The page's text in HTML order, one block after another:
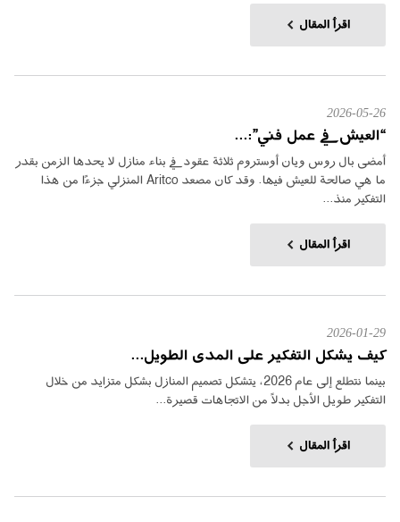
اقرأ المقال
2026-05-26
“العيش في عمل فني”:...
أمضى بال روس ويان أوستروم ثلاثة عقود في بناء منازل لا يحدها الزمن بقدر
ما هي صالحة للعيش فيها. وقد كان مصعد Aritco المنزلي جزءًا من هذا
التفكير منذ...
اقرأ المقال
2026-01-29
كيف يشكل التفكير على المدى الطويل...
بينما نتطلع إلى عام 2026، يتشكل تصميم المنازل بشكل متزايد من خلال
التفكير طويل الأجل بدلاً من الاتجاهات قصيرة...
اقرأ المقال